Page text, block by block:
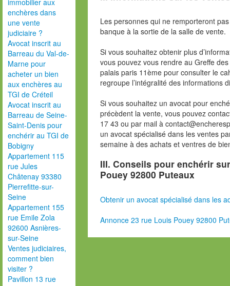
immobilier aux
enchères dans
une vente
judiciaire ?
Avocat inscrit au
Barreau du Val-de-
Marne pour
acheter un bien
aux enchères au
TGI de Créteil
Avocat inscrit au
Barreau de Seine-
Saint-Denis pour
enchérir au TGI de
Bobigny
Appartement 115
rue Jules
Châtenay 93380
Pierrefitte-sur-
Seine
Appartement 155
rue Emile Zola
92600 Asnières-
sur-Seine
Ventes judiciaires,
comment bien
visiter ?
Pavillon 13 rue
Les personnes qui ne remporteront
banque à la sortie de la salle de vente.
Si vous souhaitez obtenir plus
vous pouvez vous rendre au Greffe
palais paris 11ème pour consulter le
regroupe l’intégralité des informations
Si vous souhaitez un avocat pour
précèdent la vente, vous pouvez
17 43 ou par mail à
un avocat spécialisé dans les ventes
semaine à des achats et ventres de
III. Conseils pour enchérir
Pouey 92800 Puteaux
Obtenir un avocat spécialisé dans les
Annonce 23 rue Louis Pouey 92800